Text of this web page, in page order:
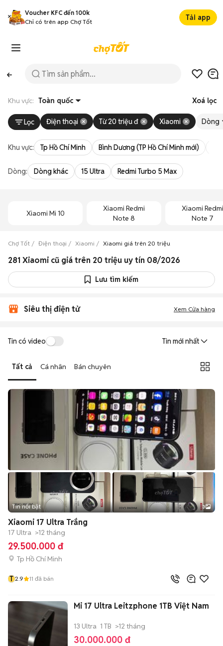
Voucher KFC đến 100k
Chỉ có trên app Chợ Tốt
Tải app
Khu vực: Toàn quốc Xoá lọc
Lọc Điện thoại Từ 20 triệu đ Xiaomi Dòng
Khu vực: Tp Hồ Chí Minh Bình Dương (TP Hồ Chí Minh mới)
Dòng: Dòng khác 15 Ultra Redmi Turbo 5 Max
Xiaomi Mi 10
Xiaomi Redmi
Note 8
Xiaomi Redmi
Note 7
Chợ Tốt Điện thoại Xiaomi Xiaomi giá trên 20 triệu
281 Xiaomi cũ giá trên 20 triệu uy tín 08/2026
Lưu tìm kiếm
Siêu thị điện tử Xem Cửa hàng
Tin có video Tin mới nhất
Tất cả Cá nhân Bán chuyên
Tin nổi bật 3
Xiaomi 17 Ultra Trắng
17 Ultra >12 tháng
29.500.000 đ
Tp Hồ Chí Minh
T 2.9 11 đã bán
Mi 17 Ultra Leitzphone 1TB Việt Nam
13 Ultra 1 TB >12 tháng
30.000.000 đ